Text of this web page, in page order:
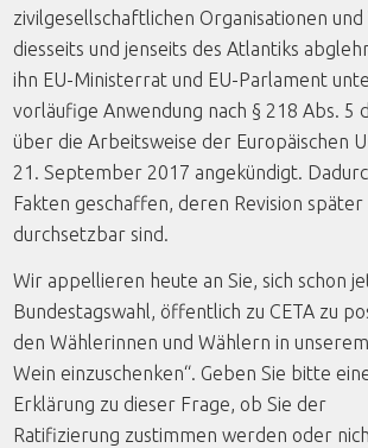
zivilgesellschaftlichen Organisationen
diesseits und jenseits des Atlantiks
ihn EU-Ministerrat und EU-Parlament
vorläufige Anwendung nach § 218 Abs. 5
über die Arbeitsweise der Europäischen
21. September 2017 angekündigt.
Fakten geschaffen, deren Revision
durchsetzbar sind.
Wir appellieren heute an Sie, sich schon
Bundestagswahl, öffentlich zu CETA zu
den Wählerinnen und Wählern in
Wein einzuschenken“. Geben Sie bitte
Erklärung zu dieser Frage, ob Sie der
Ratifizierung zustimmen werden oder